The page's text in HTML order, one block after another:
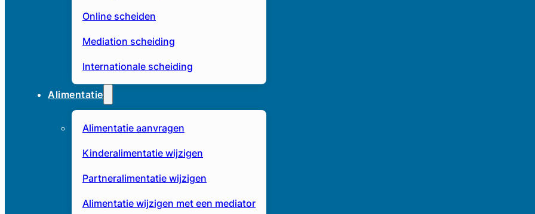
Online scheiden
Mediation scheiding
Internationale scheiding
Alimentatie
Alimentatie aanvragen
Kinderalimentatie wijzigen
Partneralimentatie wijzigen
Alimentatie wijzigen met een mediator